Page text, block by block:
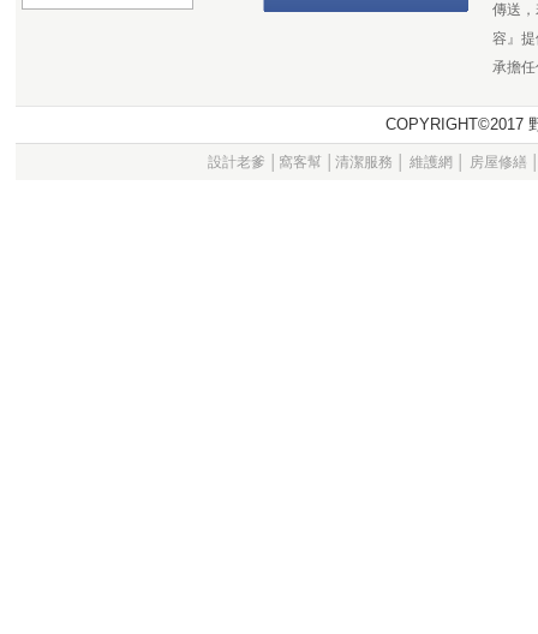
傳送
容』
承擔
設計老爹 窩客幫 清潔服務 維護網 房屋修繕